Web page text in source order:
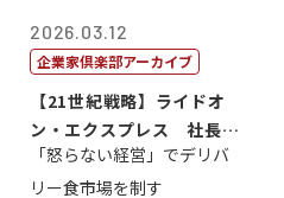
2026.03.12
企業家倶楽部アーカイブ
【21世紀戦略】ライドオ
ン・エクスプレス 社長
江見 朗
「怒らない経営」でデリバ
リー食市場を制す